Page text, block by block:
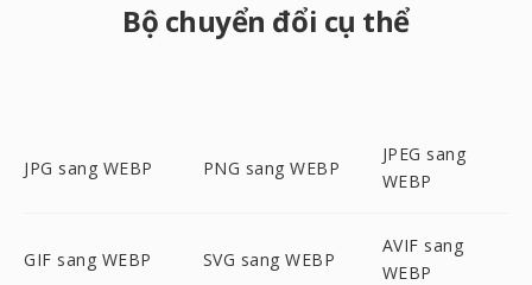
Bộ chuyển đổi cụ thể
JPG sang WEBP PNG sang WEBP
JPEG sang
WEBP
GIF sang WEBP SVG sang WEBP
AVIF sang
WEBP